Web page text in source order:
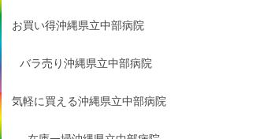
お買い得沖縄県立中部病院
バラ売り沖縄県立中部病院
気軽に買える沖縄県立中部病院